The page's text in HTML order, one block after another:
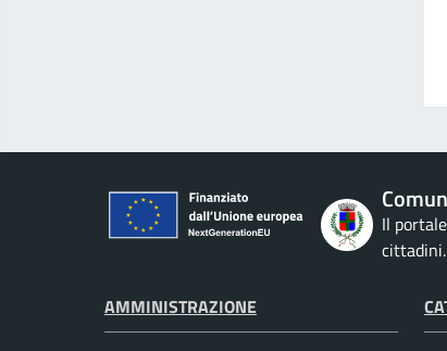
Il
cittadini.
AMMINISTRAZIONE